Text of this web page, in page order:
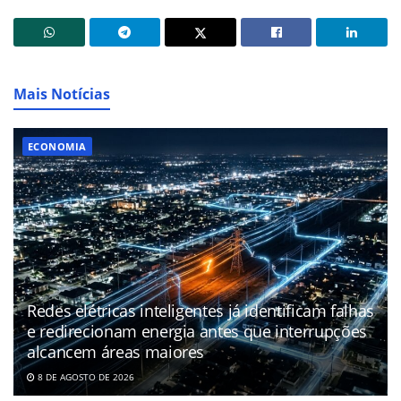
Mais Notícias
ECONOMIA
Redes elétricas inteligentes já identificam falhas
e redirecionam energia antes que interrupções
alcancem áreas maiores
8 DE AGOSTO DE 2026